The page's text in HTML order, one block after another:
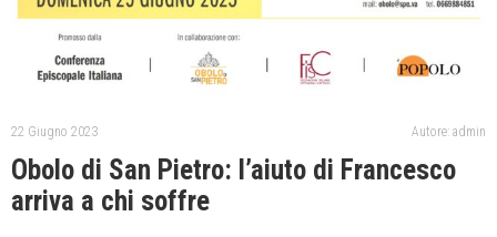
22 Giugno 2023 Autore: admin
Obolo di San Pietro: l’aiuto di Francesco
arriva a chi soffre